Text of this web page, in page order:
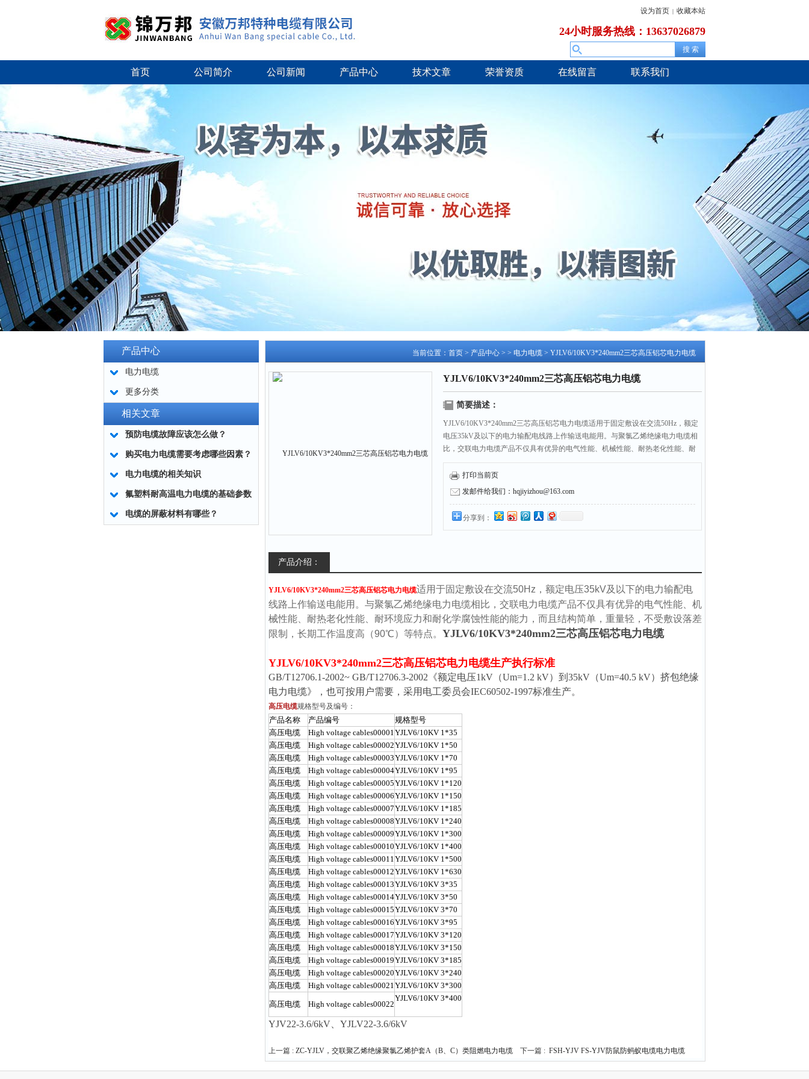
设为首页 | 收藏本站
24小时服务热线：13637026879
首页 公司简介 公司新闻 产品中心 技术文章 荣誉资质 在线留言 联系我们
产品中心
电力电缆
更多分类
相关文章
预防电缆故障应该怎么做？
购买电力电缆需要考虑哪些因素？
电力电缆的相关知识
氟塑料耐高温电力电缆的基础参数
电缆的屏蔽材料有哪些？
当前位置： 首页 > 产品中心 > > 电力电缆 > YJLV6/10KV3*240mm2三芯高压铝芯电力电缆
YJLV6/10KV3*240mm2三芯高压铝芯电力电缆
简要描述：
YJLV6/10KV3*240mm2三芯高压铝芯电力电缆适用于固定敷设在交流50Hz，额定
电压35kV及以下的电力输配电线路上作输送电能用。与聚氯乙烯绝缘电力电缆相
比，交联电力电缆产品不仅具有优异的电气性能、机械性能、耐热老化性能、耐
环境应力和耐化学腐蚀性能的能力
打印当前页
发邮件给我们：hqjiyizhou@163.com
分享到：
产品介绍：
YJLV6/10KV3*240mm2三芯高压铝芯电力电缆适用于固定敷设在交流50Hz，额定电压35kV及以下的电力输配电
线路上作输送电能用。与聚氯乙烯绝缘电力电缆相比，交联电力电缆产品不仅具有优异的电气性能、机
械性能、耐热老化性能、耐环境应力和耐化学腐蚀性能的能力，而且结构简单，重量轻，不受敷设落差
限制，长期工作温度高（90℃）等特点。 YJLV6/10KV3*240mm2三芯高压铝芯电力电缆
YJLV6/10KV3*240mm2三芯高压铝芯电力电缆生产执行标准
GB/T12706.1-2002~ GB/T12706.3-2002《额定电压1kV（Um=1.2 kV）到35kV（Um=40.5 kV）挤包绝缘
电力电缆》，也可按用户需要，采用电工委员会IEC60502-1997标准生产。
高压电缆规格型号及编号：
产品名称
产品编号
规格型号
高压电缆
High voltage cables00001YJLV6/10KV 1*35
高压电缆
High voltage cables00002YJLV6/10KV 1*50
高压电缆
High voltage cables00003YJLV6/10KV 1*70
高压电缆
High voltage cables00004YJLV6/10KV 1*95
高压电缆
High voltage cables00005YJLV6/10KV 1*120
高压电缆
High voltage cables00006YJLV6/10KV 1*150
高压电缆
High voltage cables00007YJLV6/10KV 1*185
高压电缆
High voltage cables00008YJLV6/10KV 1*240
高压电缆
High voltage cables00009YJLV6/10KV 1*300
高压电缆
High voltage cables00010YJLV6/10KV 1*400
高压电缆
High voltage cables00011YJLV6/10KV 1*500
高压电缆
High voltage cables00012YJLV6/10KV 1*630
高压电缆
High voltage cables00013YJLV6/10KV 3*35
高压电缆
High voltage cables00014YJLV6/10KV 3*50
高压电缆
High voltage cables00015YJLV6/10KV 3*70
高压电缆
High voltage cables00016YJLV6/10KV 3*95
高压电缆
High voltage cables00017YJLV6/10KV 3*120
高压电缆
High voltage cables00018YJLV6/10KV 3*150
高压电缆
High voltage cables00019YJLV6/10KV 3*185
高压电缆
High voltage cables00020YJLV6/10KV 3*240
高压电缆
High voltage cables00021YJLV6/10KV 3*300
高压电缆 High voltage cables00022
YJLV6/10KV 3*400
YJV22-3.6/6kV、YJLV22-3.6/6kV
上一篇 : ZC-YJLV，交联聚乙烯绝缘聚氯乙烯护套A（B、C）类阻燃电力电缆 下一篇 : FSH-YJV FS-YJV防鼠防蚂蚁电缆电力电缆